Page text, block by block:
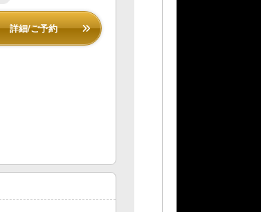
詳細/ご予約